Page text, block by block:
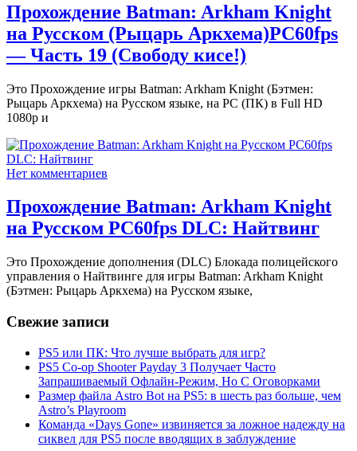
Прохождение Batman: Arkham Knight
на Русском (Рыцарь Аркхема)PС60fps
— Часть 19 (Свободу кисе!)
Это Прохождение игры Batman: Arkham Knight (Бэтмен:
Рыцарь Аркхема) на Русском языке, на PC (ПК) в Full HD
1080p и
Нет комментариев
Прохождение Batman: Arkham Knight
на Русском PС60fps DLC: Найтвинг
Это Прохождение дополнения (DLC) Блокада полицейского
управления о Найтвинге для игры Batman: Arkham Knight
(Бэтмен: Рыцарь Аркхема) на Русском языке,
Свежие записи
PS5 или ПК: Что лучше выбрать для игр?
PS5 Co-op Shooter Payday 3 Получает Часто
Запрашиваемый Офлайн-Режим, Но С Оговорками
Размер файла Astro Bot на PS5: в шесть раз больше, чем
Astro’s Playroom
Команда «Days Gone» извиняется за ложное надежду на
сиквел для PS5 после вводящих в заблуждение